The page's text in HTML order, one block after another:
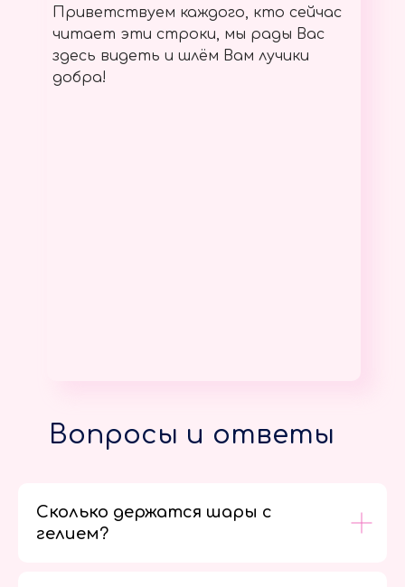
Приветствуем каждого, кто сейчас
читает эти строки, мы рады Вас
здесь видеть и шлём Вам лучики
добра!
Вопросы и ответы
Сколько держатся шары с
гелием?